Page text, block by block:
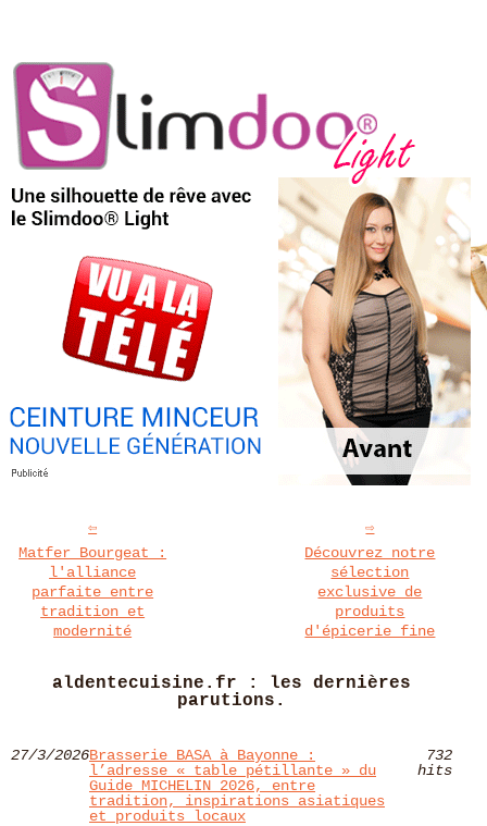
Matfer Bourgeat :
l'alliance
parfaite entre
tradition et
modernité
Découvrez notre
sélection
exclusive de
produits
d'épicerie fine
aldentecuisine.fr : les dernières
parutions.
27/3/2026Brasserie BASA à Bayonne :
l’adresse « table pétillante » du
Guide MICHELIN 2026, entre
tradition, inspirations asiatiques
et produits locaux
732
hits